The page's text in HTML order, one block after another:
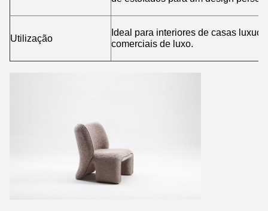
Utilização
Ideal para interiores de casas
comerciais de luxo.